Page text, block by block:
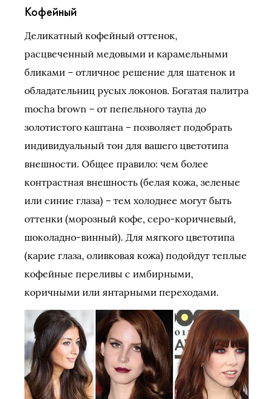
Кофейный
Деликатный кофейный оттенок,
расцвеченный медовыми и карамельными
бликами – отличное решение для шатенок и
обладательниц русых локонов. Богатая палитра
mocha brown – от пепельного таупа до
золотистого каштана – позволяет подобрать
индивидуальный тон для вашего цветотипа
внешности. Общее правило: чем более
контрастная внешность (белая кожа, зеленые
или синие глаза) – тем холоднее могут быть
оттенки (морозный кофе, серо-коричневый,
шоколадно-винный). Для мягкого цветотипа
(карие глаза, оливковая кожа) подойдут теплые
кофейные переливы с имбирными,
коричными или янтарными переходами.